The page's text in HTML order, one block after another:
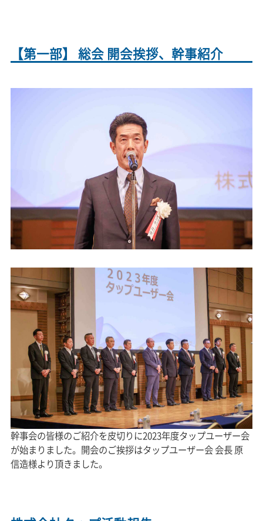
【第一部】 総会 開会挨拶、幹事紹介
幹事会の皆様のご紹介を皮切りに2023年度タップユーザー会
が始まりました。開会のご挨拶はタップユーザー会 会長 原
信造様より頂きました。